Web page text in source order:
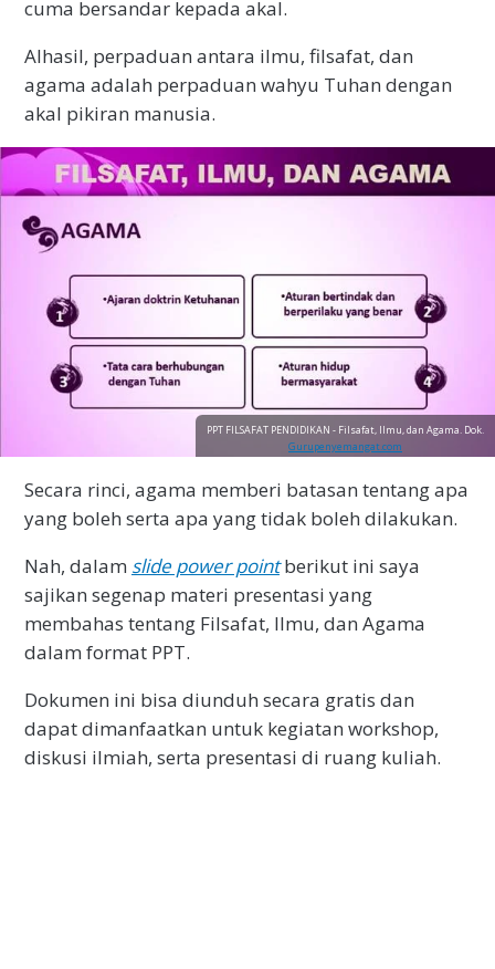
cuma bersandar kepada akal.
Alhasil, perpaduan antara ilmu, filsafat, dan
agama adalah perpaduan wahyu Tuhan dengan
akal pikiran manusia.
PPT FILSAFAT PENDIDIKAN - Filsafat, Ilmu, dan Agama. Dok.
Gurupenyemangat.com
Secara rinci, agama memberi batasan tentang apa
yang boleh serta apa yang tidak boleh dilakukan.
Nah, dalam slide power pointberikut ini saya
sajikan segenap materi presentasi yang
membahas tentang Filsafat, Ilmu, dan Agama
dalam format PPT.
Dokumen ini bisa diunduh secara gratis dan
dapat dimanfaatkan untuk kegiatan workshop,
diskusi ilmiah, serta presentasi di ruang kuliah.